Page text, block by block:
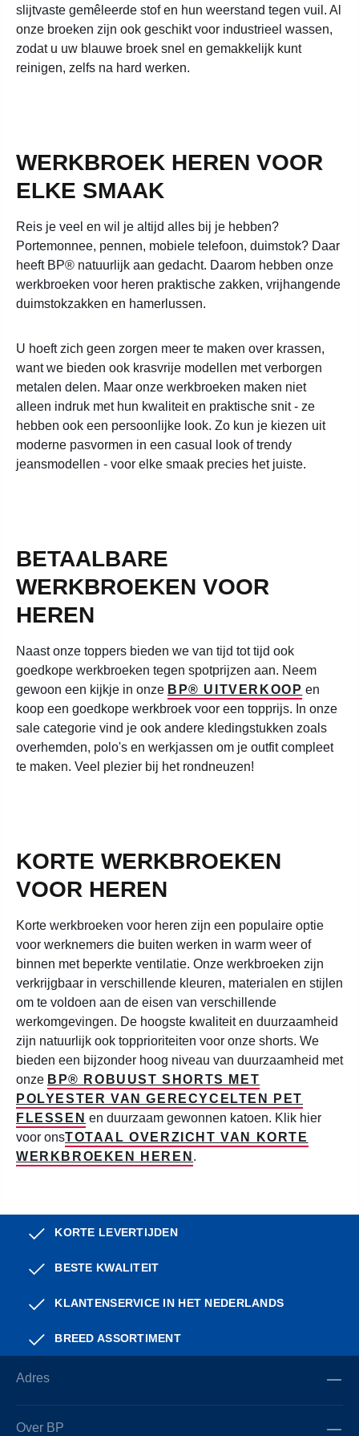
slijtvaste gemêleerde stof en hun weerstand tegen vuil. Al
onze broeken zijn ook geschikt voor industrieel wassen,
zodat u uw blauwe broek snel en gemakkelijk kunt
reinigen, zelfs na hard werken.
WERKBROEK HEREN VOOR
ELKE SMAAK
Reis je veel en wil je altijd alles bij je hebben?
Portemonnee, pennen, mobiele telefoon, duimstok? Daar
heeft BP® natuurlijk aan gedacht. Daarom hebben onze
werkbroeken voor heren praktische zakken, vrijhangende
duimstokzakken en hamerlussen.
U hoeft zich geen zorgen meer te maken over krassen,
want we bieden ook krasvrije modellen met verborgen
metalen delen. Maar onze werkbroeken maken niet
alleen indruk met hun kwaliteit en praktische snit - ze
hebben ook een persoonlijke look. Zo kun je kiezen uit
moderne pasvormen in een casual look of trendy
jeansmodellen - voor elke smaak precies het juiste.
BETAALBARE
WERKBROEKEN VOOR
HEREN
Naast onze toppers bieden we van tijd tot tijd ook
goedkope werkbroeken tegen spotprijzen aan. Neem
gewoon een kijkje in onze BP® UITVERKOOP en
koop een goedkope werkbroek voor een topprijs. In onze
sale categorie vind je ook andere kledingstukken zoals
overhemden, polo's en werkjassen om je outfit compleet
te maken. Veel plezier bij het rondneuzen!
KORTE WERKBROEKEN
VOOR HEREN
Korte werkbroeken voor heren zijn een populaire optie
voor werknemers die buiten werken in warm weer of
binnen met beperkte ventilatie. Onze werkbroeken zijn
verkrijgbaar in verschillende kleuren, materialen en stijlen
om te voldoen aan de eisen van verschillende
werkomgevingen. De hoogste kwaliteit en duurzaamheid
zijn natuurlijk ook topprioriteiten voor onze shorts. We
bieden een bijzonder hoog niveau van duurzaamheid met
onze BP® ROBUUST SHORTS MET
POLYESTER VAN GERECYCELTEN PET
FLESSEN en duurzaam gewonnen katoen. Klik hier
voor onsTOTAAL OVERZICHT VAN KORTE
WERKBROEKEN HEREN .
KORTE LEVERTIJDEN
BESTE KWALITEIT
KLANTENSERVICE IN HET NEDERLANDS
BREED ASSORTIMENT
Adres
Over BP